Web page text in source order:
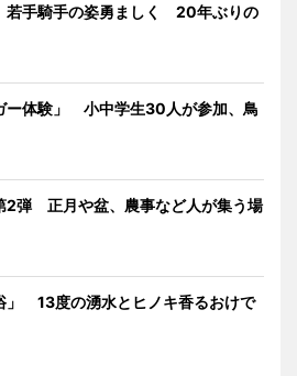
若手騎手の姿勇ましく 20年ぶりの
ー体験」 小中学生30人が参加、鳥
2弾 正月や盆、農事など人が集う場
」 13度の湧水とヒノキ香るおけで